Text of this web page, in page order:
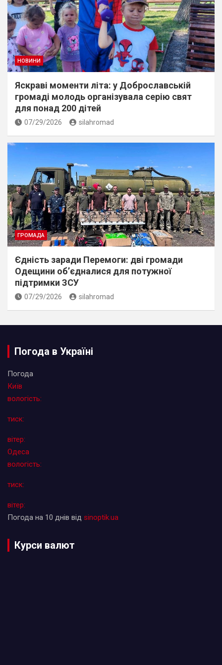
НОВИНИ
Яскраві моменти літа: у Доброславській
громаді молодь організувала серію свят
для понад 200 дітей
07/29/2026 silahromad
ГРОМАДА
Єдність заради Перемоги: дві громади
Одещини об’єдналися для потужної
підтримки ЗСУ
07/29/2026 silahromad
Погода в Україні
Погода
Київ
вологість:
тиск:
вітер:
Одеса
вологість:
тиск:
вітер:
Погода на 10 днів від sinoptik.ua
Курси валют